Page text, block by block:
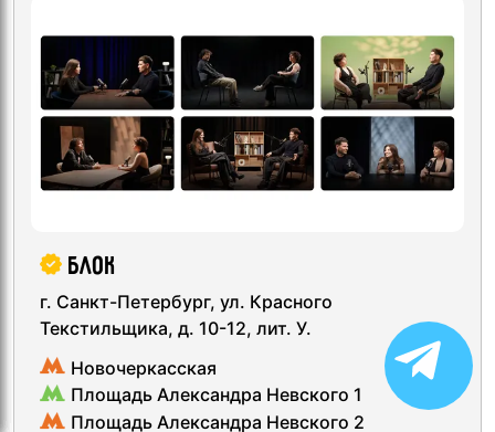
Блок
г. Санкт-Петербург, ул. Красного
Текстильщика, д. 10-12, лит. У.
Новочеркасская
Площадь Александра Невского 1
Площадь Александра Невского 2